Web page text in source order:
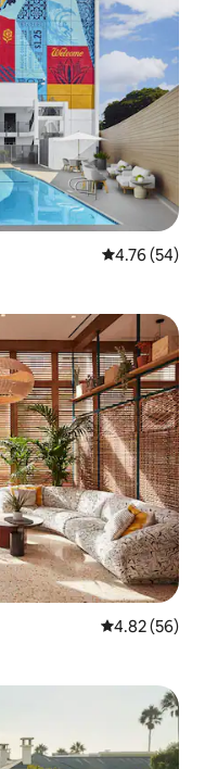
औसत रेटिंग 5 में
4.76 (54)
औसत रेटिंग 5 में
4.82 (56)